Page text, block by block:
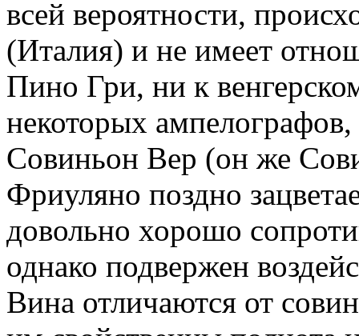
всей вероятности,
(Италия) и не имеет
Пино Гри, ни к
некоторых
Совиньон Вер (он же
Фриуляно поздно
довольно хорошо
однако подвержен
Вина отличаются от